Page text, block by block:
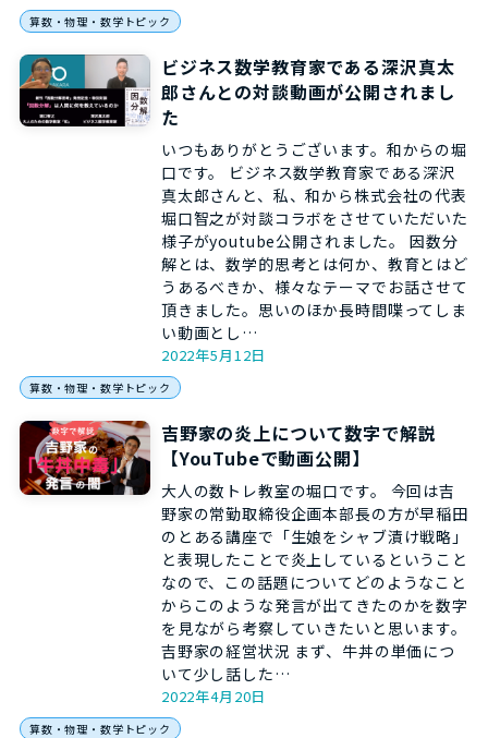
算数・物理・数学トピック
ビジネス数学教育家である深沢真太
郎さんとの対談動画が公開されまし
た
いつもありがとうございます。和からの堀
口です。 ビジネス数学教育家である深沢
真太郎さんと、私、和から株式会社の代表
堀口智之が対談コラボをさせていただいた
様子がyoutube公開されました。 因数分
解とは、数学的思考とは何か、教育とはど
うあるべきか、様々なテーマでお話させて
頂きました。思いのほか長時間喋ってしま
い動画とし…
2022年5月12日
算数・物理・数学トピック
吉野家の炎上について数字で解説
【YouTubeで動画公開】
大人の数トレ教室の堀口です。 今回は吉
野家の常勤取締役企画本部長の方が早稲田
のとある講座で「生娘をシャブ漬け戦略」
と表現したことで炎上しているということ
なので、この話題についてどのようなこと
からこのような発言が出てきたのかを数字
を見ながら考察していきたいと思います。
吉野家の経営状況 まず、牛丼の単価につ
いて少し話した…
2022年4月20日
算数・物理・数学トピック